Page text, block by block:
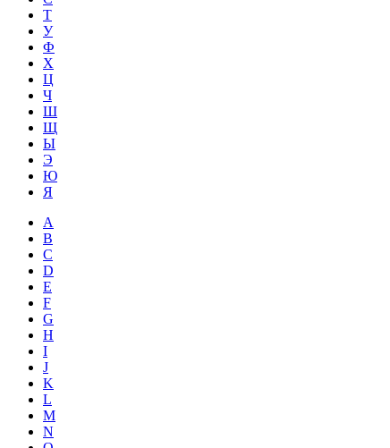
Т
У
Ф
Х
Ц
Ч
Ш
Щ
Ы
Э
Ю
Я
A
B
C
D
E
F
G
H
I
J
K
L
M
N